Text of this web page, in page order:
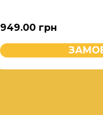
949.00 грн